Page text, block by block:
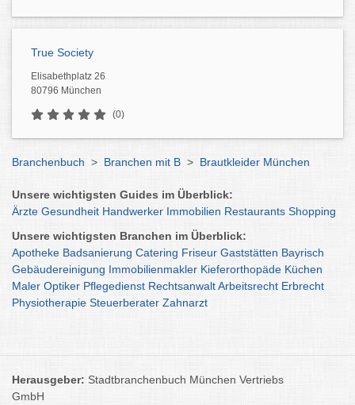
True Society
Elisabethplatz 26
80796 München
(0)
Branchenbuch > Branchen mit B > Brautkleider München
Unsere wichtigsten Guides im Überblick:
Ärzte Gesundheit Handwerker Immobilien Restaurants Shopping
Unsere wichtigsten Branchen im Überblick:
Apotheke Badsanierung Catering Friseur Gaststätten Bayrisch
Gebäudereinigung Immobilienmakler Kieferorthopäde Küchen
Maler Optiker Pflegedienst RechtsanwaltArbeitsrecht Erbrecht
Physiotherapie Steuerberater Zahnarzt
Herausgeber: Stadtbranchenbuch München Vertriebs
GmbH